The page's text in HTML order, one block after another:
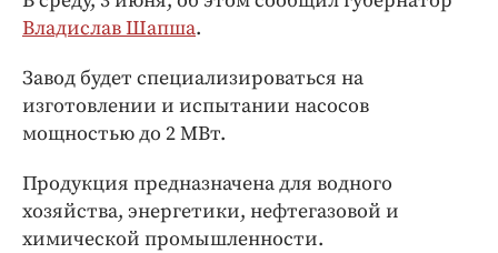
Издания
Медиаперсона
Интересное чтиво
Клиника года
Работодатель года
Владислав Шапша.
Завод будет специализироваться на
изготовлении и испытании насосов
мощностью до 2 МВт.
Продукция предназначена для водного
хозяйства, энергетики, нефтегазовой и
химической промышленности.